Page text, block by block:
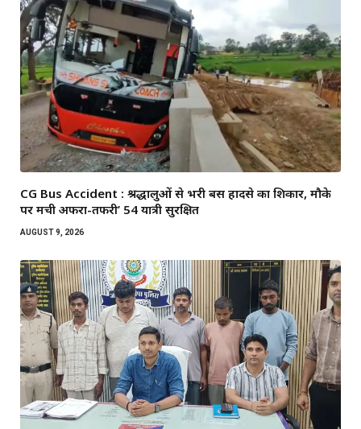
CG Bus Accident : श्रद्धालुओं से भरी बस हादसे का शिकार, मौके
पर मची अफरा-तफरी’ 54 यात्री सुरक्षित
AUGUST 9, 2026